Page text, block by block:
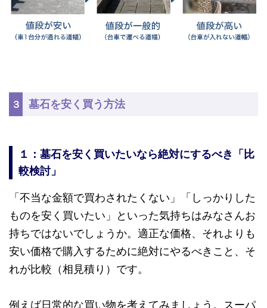
３ 墓石を安く買う方法
１：墓石を安く買いたいなら絶対にするべき「比
較検討」
「不当な金額で買わされたくない」「しっかりした
ものを安く買いたい」といった気持ちはみなさんお
持ちではないでしょうか。適正な価格、それよりも
安い価格で購入するために絶対にやるべきこと、そ
れが比較（相見積り）です。
例えば日常的な買い物を考えてみましょう。スーパ